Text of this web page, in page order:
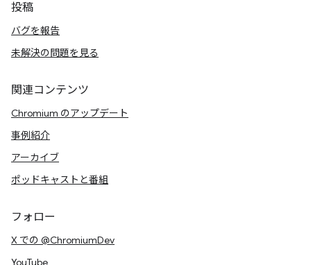
投稿
バグを報告
未解決の問題を見る
関連コンテンツ
Chromium のアップデート
事例紹介
アーカイブ
ポッドキャストと番組
フォロー
X での @ChromiumDev
YouTube